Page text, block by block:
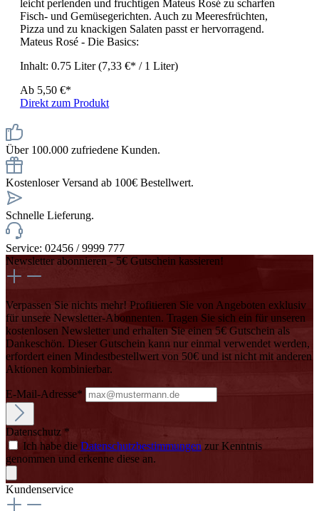
leicht perlenden und fruchtigen Mateus Rosé zu scharfen
Fisch- und Gemüsegerichten. Auch zu Meeresfrüchten,
Pizza und zu knackigen Salaten passt er hervorragend.
Mateus Rosé - Die Basics:
Inhalt: 0.75 Liter(7,33 €* / 1 Liter)
Ab 5,50 €*
Direkt zum Produkt
Über 100.000 zufriedene Kunden.
Kostenloser Versand ab 100€ Bestellwert.
Schnelle Lieferung.
Service: 02456 / 9999 777
Newsletter abonnieren - 5€ Gutschein kassieren!
Verpassen Sie nichts mehr! Profitieren Sie von Angeboten exklusiv
für unsere Newsletter-Abonnenten. Tragen Sie sich ein für unseren
kostenlosen Newsletter und erhalten Sie einen 5€ Gutschein als
Dankeschön. Dieser Gutschein kann nur einmal verwendet werden,
erfordert einen Mindestbestellwert von 50€ und ist nicht mit anderen
Aktionen kombinierbar.
E-Mail-Adresse*
Datenschutz *
Ich habe die Datenschutzbestimmungen zur Kenntnis
genommen und erkenne diese an.
Kundenservice